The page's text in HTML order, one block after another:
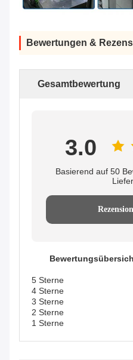
Bewertungen &
Gesamtbewertung
3.0
Basierend auf 50
5 Sterne
4 Sterne
3 Sterne
2 Sterne
1 Sterne